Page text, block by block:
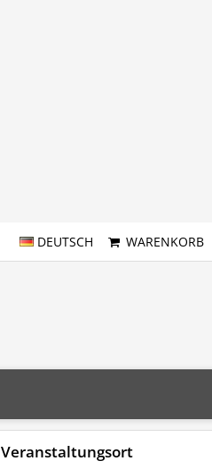
DEUTSCH WARENKORB
Veranstaltungsort